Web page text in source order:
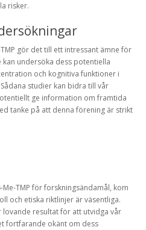
risker.
gör det till ett intressant ämne för
undersöka dess potentiella
och kognitiva funktioner i
studier kan bidra till vår
ge information om framtida
tanke på att denna förening är strikt
TMP för forskningsändamål, kom
och etiska riktlinjer är väsentliga.
lovande resultat för att utvidga vår
fortfarande okänt om dess